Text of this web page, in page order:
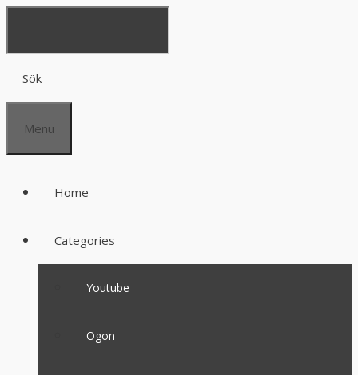
Sök
Menu
Home
Categories
Youtube
Ögon